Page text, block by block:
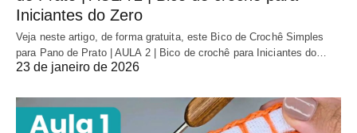
Iniciantes do Zero
Veja neste artigo, de forma gratuita, este Bico de Crochê Simples
para Pano de Prato | AULA 2 | Bico de crochê para Iniciantes do…
23 de janeiro de 2026